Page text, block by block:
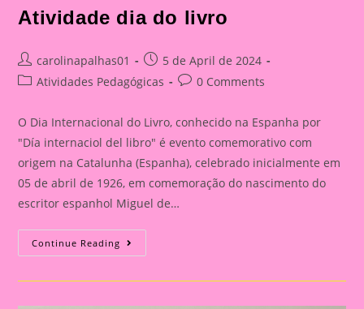
Atividade dia do livro
Post
author:
carolinapalhas01
Post
published:
5 de April de 2024
PostAtividades Pedagógicas
Post0 Comments
O Dia Internacional do Livro, conhecido na Espanha por
"Día internaciol del libro" é evento comemorativo com
origem na Catalunha (Espanha), celebrado inicialmente em
05 de abril de 1926, em comemoração do nascimento do
escritor espanhol Miguel de…
Continue Reading Atividade
Dia